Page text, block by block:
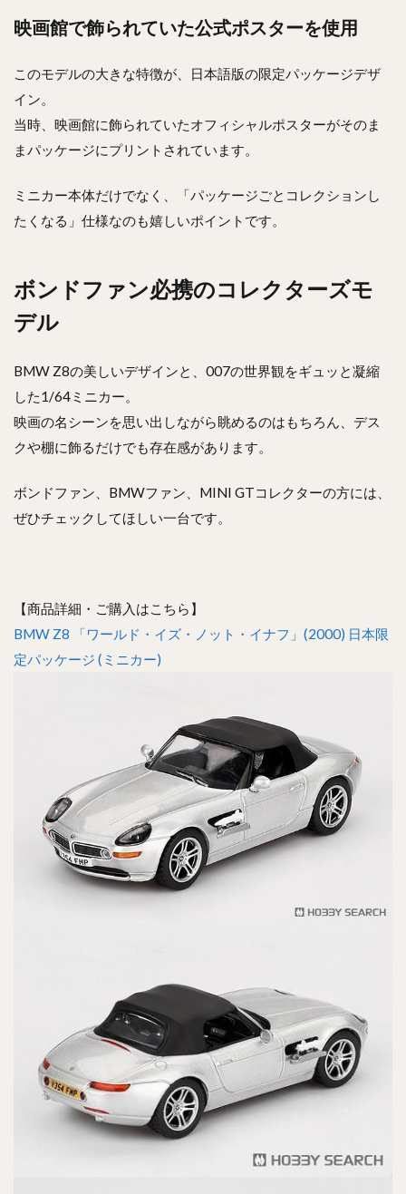
映画館で飾られていた公式ポスターを使用
このモデルの大きな特徴が、日本語版の限定パッケージデザ
イン。
当時、映画館に飾られていたオフィシャルポスターがそのま
まパッケージにプリントされています。
ミニカー本体だけでなく、「パッケージごとコレクションし
たくなる」仕様なのも嬉しいポイントです。
ボンドファン必携のコレクターズモ
デル
BMW Z8の美しいデザインと、007の世界観をギュッと凝縮
した1/64ミニカー。
映画の名シーンを思い出しながら眺めるのはもちろん、デス
クや棚に飾るだけでも存在感があります。
ボンドファン、BMWファン、MINI GTコレクターの方には、
ぜひチェックしてほしい一台です。
【商品詳細・ご購入はこちら】
BMW Z8 「ワールド・イズ・ノット・イナフ」(2000) 日本限
定パッケージ (ミニカー)